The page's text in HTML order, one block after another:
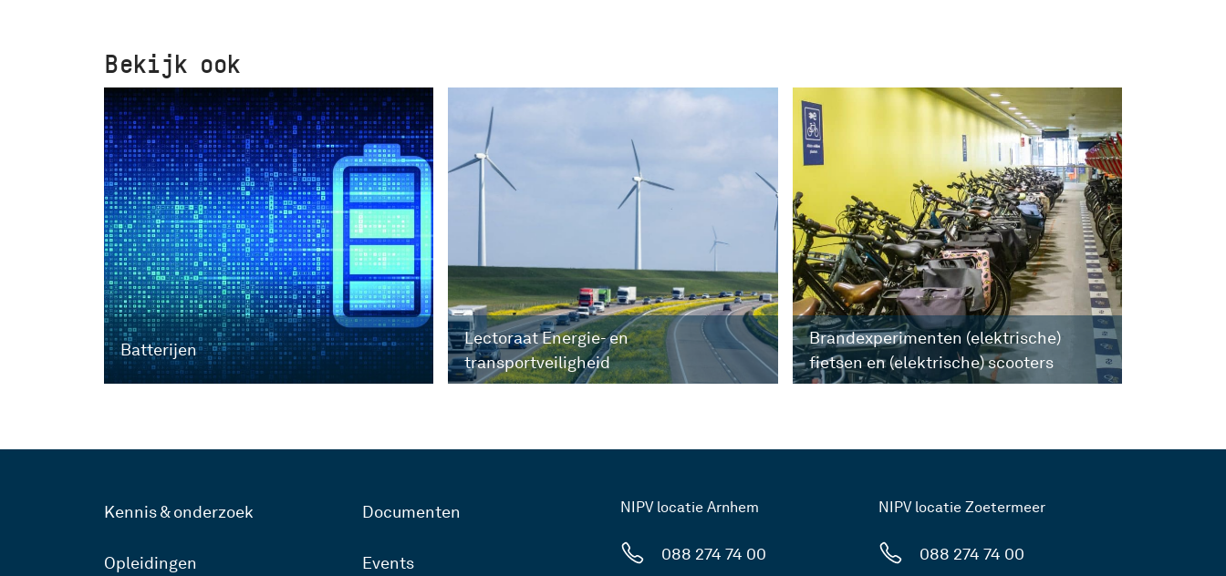
Bekijk ook
Batterijen
Lectoraat Energie- en
transportveiligheid
Brandexperimenten (elektrische)
fietsen en (elektrische) scooters
Kennis & onderzoek
Opleidingen
Documenten
Events
NIPV locatie Arnhem
088 274 74 00
NIPV locatie Zoetermeer
088 274 74 00